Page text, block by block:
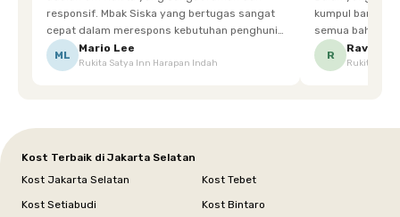
responsif. Mbak Siska yang bertugas sangat
cepat dalam merespons kebutuhan penghuni.
Ketika saya meminta keset karena sempat
terpeleset, permintaan tersebut langsung
ML
Mario Lee
Rukita Satya Inn Harapan Indah
kumpul bareng
semua bahagia
mgkn saran dari air aja & kebersihan lebih di
R
Ravena
Rukita
Kost Terbaik di Jakarta Selatan
Kost Jakarta Selatan
Kost Tebet
Kost Setiabudi
Kost Bintaro